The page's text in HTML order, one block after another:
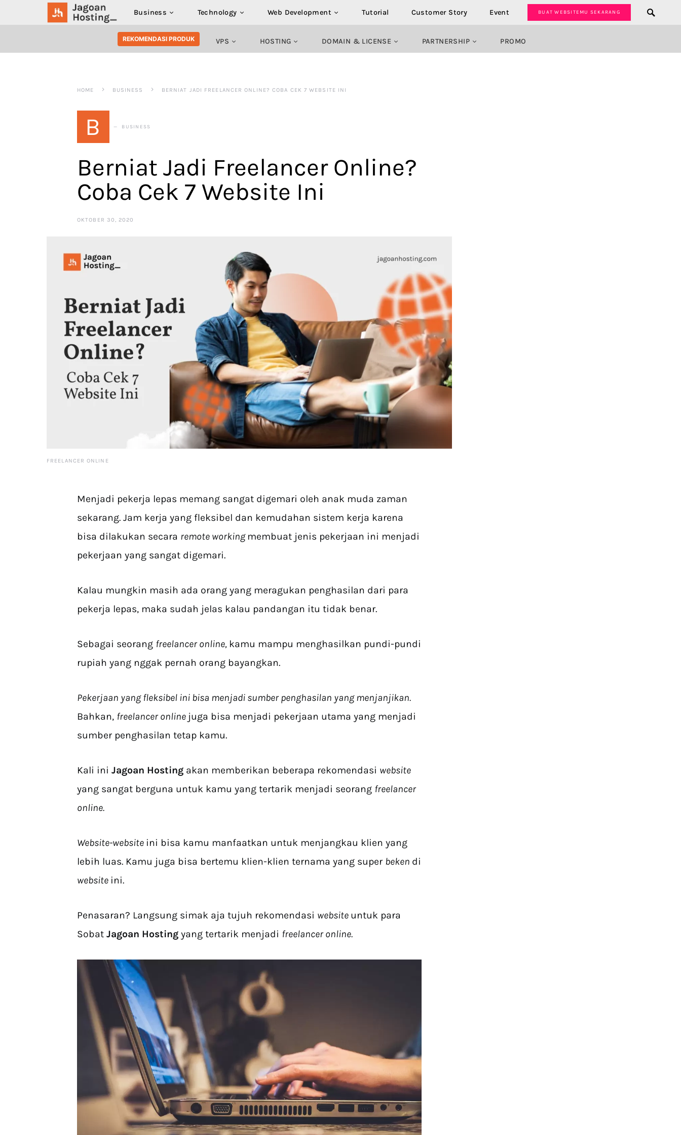
Business Technology Web Development Tutorial Customer Story Event BUAT WEBSITEMU SEKARANG
SEARCH FOR:
REKOMENDASI PRODUK VPS HOSTING DOMAIN & LICENSE PARTNERSHIP PROMO
HOME BUSINESS BERNIAT JADI FREELANCER ONLINE? COBA CEK 7 WEBSITE INI
B BUSINESS
Berniat Jadi Freelancer Online?
Coba Cek 7 Website Ini
OKTOBER 30, 2020
FREELANCER ONLINE
Menjadi pekerja lepas memang sangat digemari oleh anak muda zaman
sekarang. Jam kerja yang fleksibel dan kemudahan sistem kerja karena
bisa dilakukan secara remote working membuat jenis pekerjaan ini menjadi
pekerjaan yang sangat digemari.
Kalau mungkin masih ada orang yang meragukan penghasilan dari para
pekerja lepas, maka sudah jelas kalau pandangan itu tidak benar.
Sebagai seorang freelancer online, kamu mampu menghasilkan pundi-pundi
rupiah yang nggak pernah orang bayangkan.
Pekerjaan yang fleksibel ini bisa menjadi sumber penghasilan yang menjanjikan.
Bahkan, freelancer online juga bisa menjadi pekerjaan utama yang menjadi
sumber penghasilan tetap kamu.
Kali ini Jagoan Hosting akan memberikan beberapa rekomendasi website
yang sangat berguna untuk kamu yang tertarik menjadi seorang freelancer
online.
Website-website ini bisa kamu manfaatkan untuk menjangkau klien yang
lebih luas. Kamu juga bisa bertemu klien-klien ternama yang super beken di
website ini.
Penasaran? Langsung simak aja tujuh rekomendasi website untuk para
Sobat Jagoan Hosting yang tertarik menjadi freelancer online.